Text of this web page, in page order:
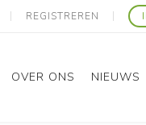
REGISTREREN
OVER ONS NIEUWS